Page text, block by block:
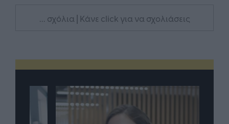
... σχόλια | Κάνε click για να σχολιάσεις